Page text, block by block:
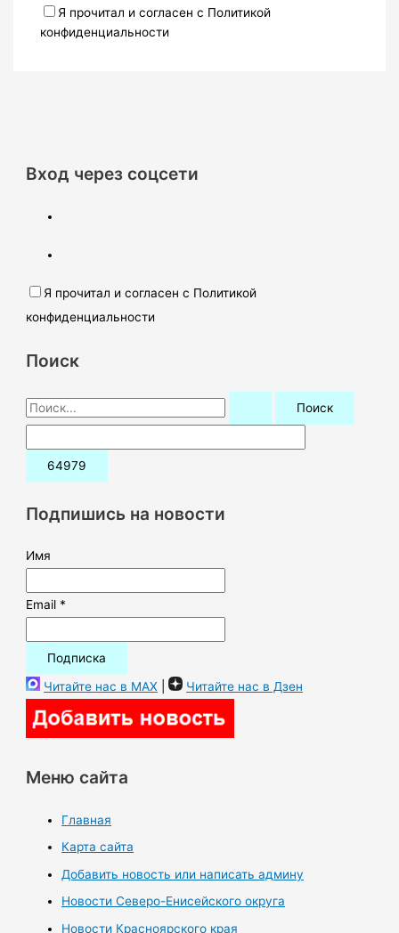
Я прочитал и согласен с Политикой
конфиденциальности
Вход через соцсети
Я прочитал и согласен с Политикой
конфиденциальности
Поиск
П
о
и
:Подпишись на новости
Имя
Email *
Читайте нас в MAX | Читайте нас в Дзен
Меню сайта
Главная
Карта сайта
Добавить новость или написать админу
Новости Северо-Енисейского округа
Новости Красноярского края